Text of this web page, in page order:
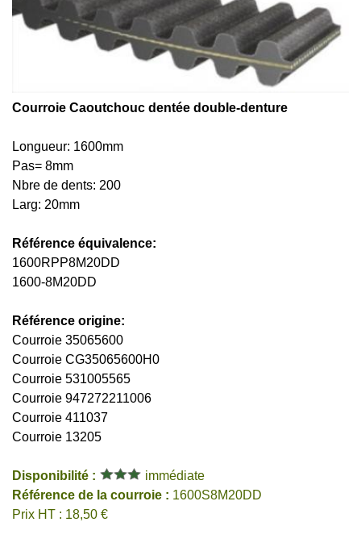
Courroie Caoutchouc dentée double-denture
Longueur: 1600mm
Pas= 8mm
Nbre de dents: 200
Larg: 20mm
Référence équivalence:
1600RPP8M20DD
1600-8M20DD
Référence origine:
Courroie 35065600
Courroie CG35065600H0
Courroie 531005565
Courroie 947272211006
Courroie 411037
Courroie 13205
Disponibilité :
immédiate
Référence de la courroie : 1600S8M20DD
Prix HT : 18,50 €